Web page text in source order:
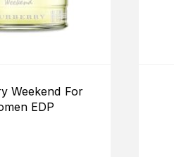
Weekend For
EDP